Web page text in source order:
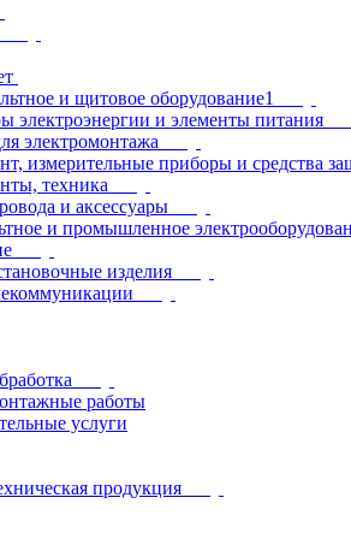
и щитовое оборудование1
электроэнергии и элементы питания
электромонтажа
измерительные приборы и средства
техника
и аксессуары
и промышленное
изделия
работы
услуги
продукция